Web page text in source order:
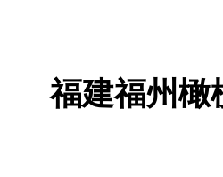
福建福州橄